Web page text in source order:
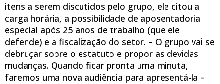
itens a serem discutidos pelo grupo, ele citou a
carga horária, a possibilidade de aposentadoria
especial após 25 anos de trabalho (que ele
defende) e a fiscalização do setor. – O grupo vai se
debruçar sobre o estatuto e propor as devidas
mudanças. Quando ficar pronta uma minuta,
faremos uma nova audiência para apresentá-la –